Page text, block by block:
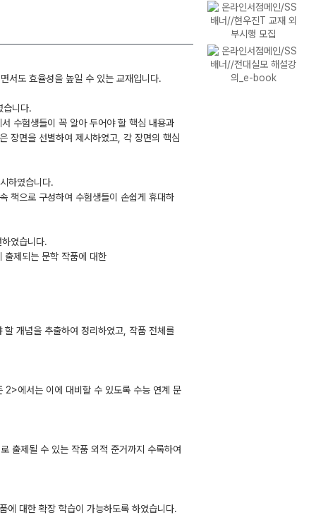
서도 효율성을 높일 수 있는 교재입니다.
습니다.
수험생들이 꼭 알아 두어야 할 핵심 내용과
장면을 선별하여 제시하였고, 각 장면의 핵심
하였습니다.
책으로 구성하여 수험생들이 손쉽게 휴대하
였습니다.
출제되는 문학 작품에 대한
개념을 추출하여 정리하였고, 작품 전체를
2>에서는 이에 대비할 수 있도록 수능 연계 문
출제될 수 있는 작품 외적 준거까지 수록하여
에 대한 확장 학습이 가능하도록 하였습니다.